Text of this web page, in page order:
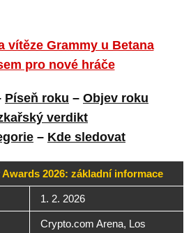
vítěze Grammy u Betana
pro nové hráče
Píseň roku – Objev roku
verdikt
– Kde sledovat
2026: základní informace
1. 2. 2026
Crypto.com Arena, Los